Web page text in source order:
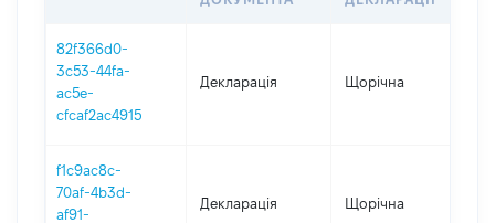
82f366d0-
3c53-44fa-
ac5e-
cfcaf2ac4915
Декларація Щорічна
f1c9ac8c-
70af-4b3d-
af91-
Декларація Щорічна